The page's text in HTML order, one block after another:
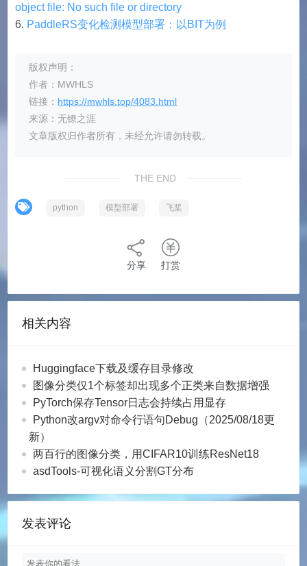
object file: No such file or directory
PaddleRS变化检测模型部署：以BIT为例
版权声明：
作者：MWHLS
链接： https://mwhls.top/4083.html
来源：无镣之涯
文章版权归作者所有，未经允许请勿转载。
THE END
python 模型部署 飞桨
分享 打赏
相关内容
Huggingface下载及缓存目录修改
图像分类仅1个标签却出现多个正类来自数据增强
PyTorch保存Tensor日志会持续占用显存
Python改argv对命令行语句Debug（2025/08/18更
新）
两百行的图像分类，用CIFAR10训练ResNet18
asdTools-可视化语义分割GT分布
发表评论